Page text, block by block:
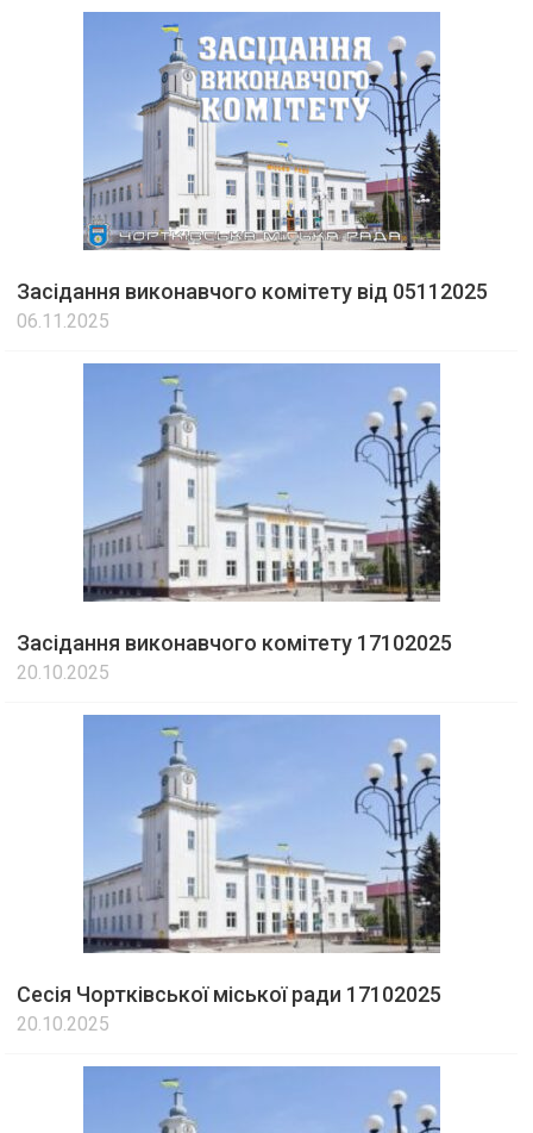
Засідання виконавчого комітету від 05112025
06.11.2025
Засідання виконавчого комітету 17102025
20.10.2025
Сесія Чортківської міської ради 17102025
20.10.2025